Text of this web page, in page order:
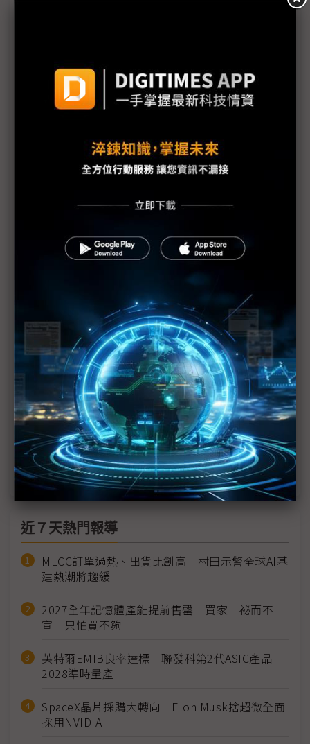
2023 TPCA東台x東捷AI伺服板高精高效解決方案
志聖壓、撕、烤技術新突破 G2C+共同打造全自動產
提升產業技術能量 igus帶來突破性發展和未來趨勢
與IMPACT研討會
手機復甦帶動PCB營運好轉 惟雙增局面恐難再現
PCB業者「大者愈大」 台廠2022產值領先
消費市場低迷衝擊軟板廠 後市展望聚焦三方向
手機之外發現新大陸？ 華通多元布局HDI市場
軟板廠聚焦手機、車用 2024年有望重返成長
「不做淨零，訂單歸零」 台系PCB力拚低碳轉型
PCB供應鏈挑戰之年：新南向啟動與迎接復甦
近７天熱門報導
MLCC訂單過熱、出貨比創高 村田示警全球AI基
建熱潮將趨緩
2027全年記憶體產能提前售罄 買家「祕而不
宣」只怕買不夠
英特爾EMIB良率達標 聯發科第2代ASIC產品
2028準時量產
SpaceX晶片採購大轉向 Elon Musk捨超微全面
採用NVIDIA